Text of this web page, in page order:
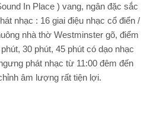
In Place ) vang, ngân đặc sắc
nhạc : 16 giai điệu nhạc cổ điển /
nhà thờ Westminster gõ, điểm
30 phút, 45 phút có dạo nhạc
phát nhạc từ 11:00 đêm đến
âm lượng rất tiện lợi.